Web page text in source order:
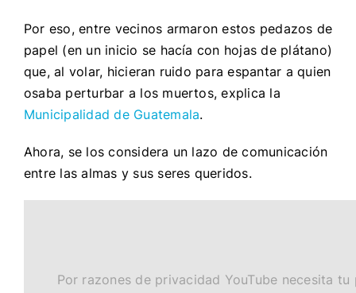
Por eso, entre vecinos armaron estos pedazos de
papel (en un inicio se hacía con hojas de plátano)
que, al volar, hicieran ruido para espantar a quien
osaba perturbar a los muertos, explica la
Municipalidad de Guatemala.
Ahora, se los considera un lazo de comunicación
entre las almas y sus seres queridos.
Por razones de privacidad YouTube necesita tu